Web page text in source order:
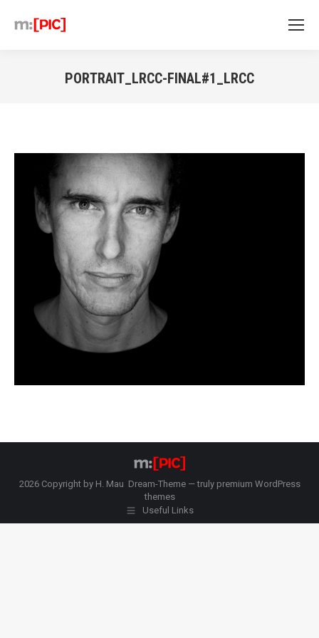
PORTRAIT_LRCC-FINAL#1_LRCC
2026 Copyright by H. Mau Dream-Theme — truly premium WordPress
themes
Useful Links